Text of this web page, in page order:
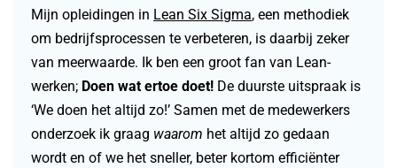
Mijn opleidingen in Lean Six Sigma, een methodiek
om bedrijfsprocessen te verbeteren, is daarbij zeker
van meerwaarde. Ik ben een groot fan van Lean-
werken; Doen wat ertoe doet! De duurste uitspraak is
‘We doen het altijd zo!’ Samen met de medewerkers
onderzoek ik graag waarom het altijd zo gedaan
wordt en of we het sneller, beter kortom efficiënter